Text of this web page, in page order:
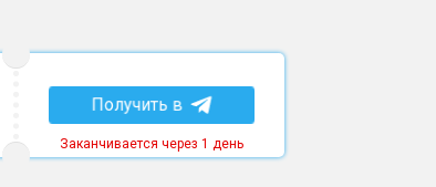
Получить в
Заканчивается через 1 день